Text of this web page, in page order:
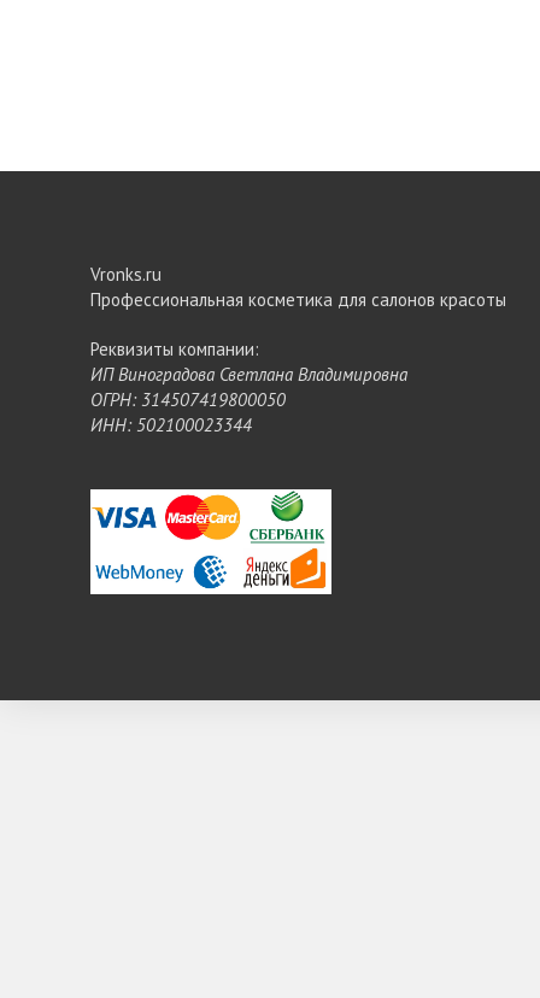
Vronks.ru
Профессиональная косметика для салонов красоты
Реквизиты компании:
ИП Виноградова Светлана Владимировна
ОГРН: 314507419800050
ИНН: 502100023344